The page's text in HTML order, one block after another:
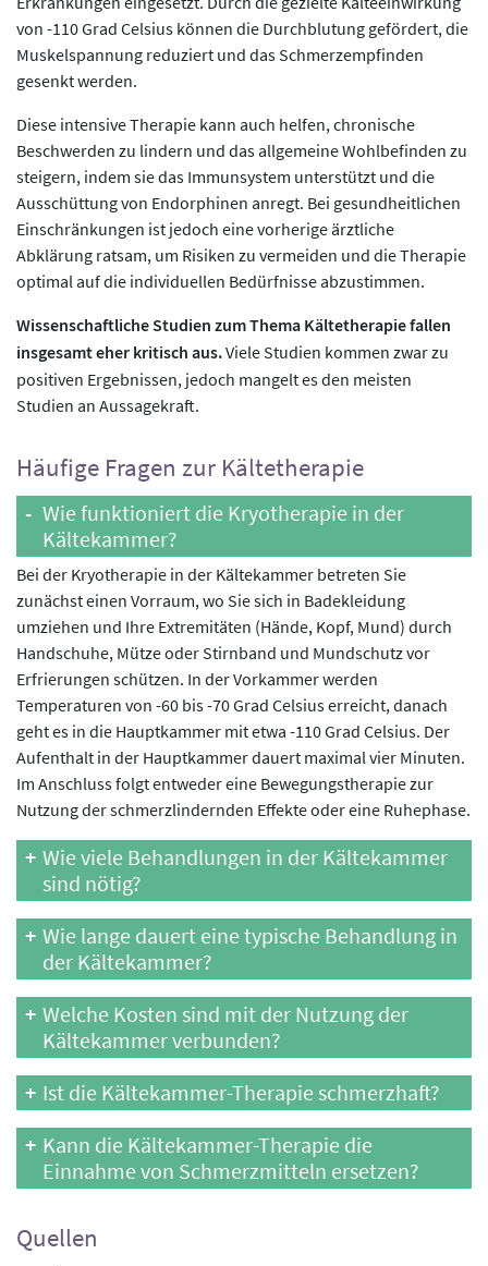
von -110 Grad Celsius können die Durchblutung gefördert, die
Muskelspannung reduziert und das Schmerzempfinden
gesenkt werden.
Diese intensive Therapie kann auch helfen, chronische
Beschwerden zu lindern und das allgemeine Wohlbefinden zu
steigern, indem sie das Immunsystem unterstützt und die
Ausschüttung von Endorphinen anregt. Bei gesundheitlichen
Einschränkungen ist jedoch eine vorherige ärztliche
Abklärung ratsam, um Risiken zu vermeiden und die Therapie
optimal auf die individuellen Bedürfnisse abzustimmen.
Wissenschaftliche Studien zum Thema Kältetherapie fallen
insgesamt eher kritisch aus.Viele Studien kommen zwar zu
positiven Ergebnissen, jedoch mangelt es den meisten
Studien an Aussagekraft.
Häufige Fragen zur Kältetherapie
Wie funktioniert die Kryotherapie in der
Kältekammer?
Bei der Kryotherapie in der Kältekammer betreten Sie
zunächst einen Vorraum, wo Sie sich in Badekleidung
umziehen und Ihre Extremitäten (Hände, Kopf, Mund) durch
Handschuhe, Mütze oder Stirnband und Mundschutz vor
Erfrierungen schützen. In der Vorkammer werden
Temperaturen von -60 bis -70 Grad Celsius erreicht, danach
geht es in die Hauptkammer mit etwa -110 Grad Celsius. Der
Aufenthalt in der Hauptkammer dauert maximal vier Minuten.
Im Anschluss folgt entweder eine Bewegungstherapie zur
Nutzung der schmerzlindernden Effekte oder eine Ruhephase.
Wie viele Behandlungen in der Kältekammer
sind nötig?
Wie lange dauert eine typische Behandlung in
der Kältekammer?
Welche Kosten sind mit der Nutzung der
Kältekammer verbunden?
Ist die Kältekammer-Therapie schmerzhaft?
Kann die Kältekammer-Therapie die
Einnahme von Schmerzmitteln ersetzen?
Quellen